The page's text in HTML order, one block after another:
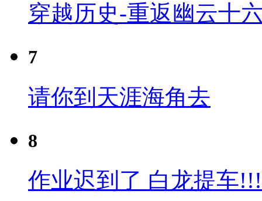
穿越历史-重返幽云十
7
请你到天涯海角去
8
作业迟到了 白龙提车